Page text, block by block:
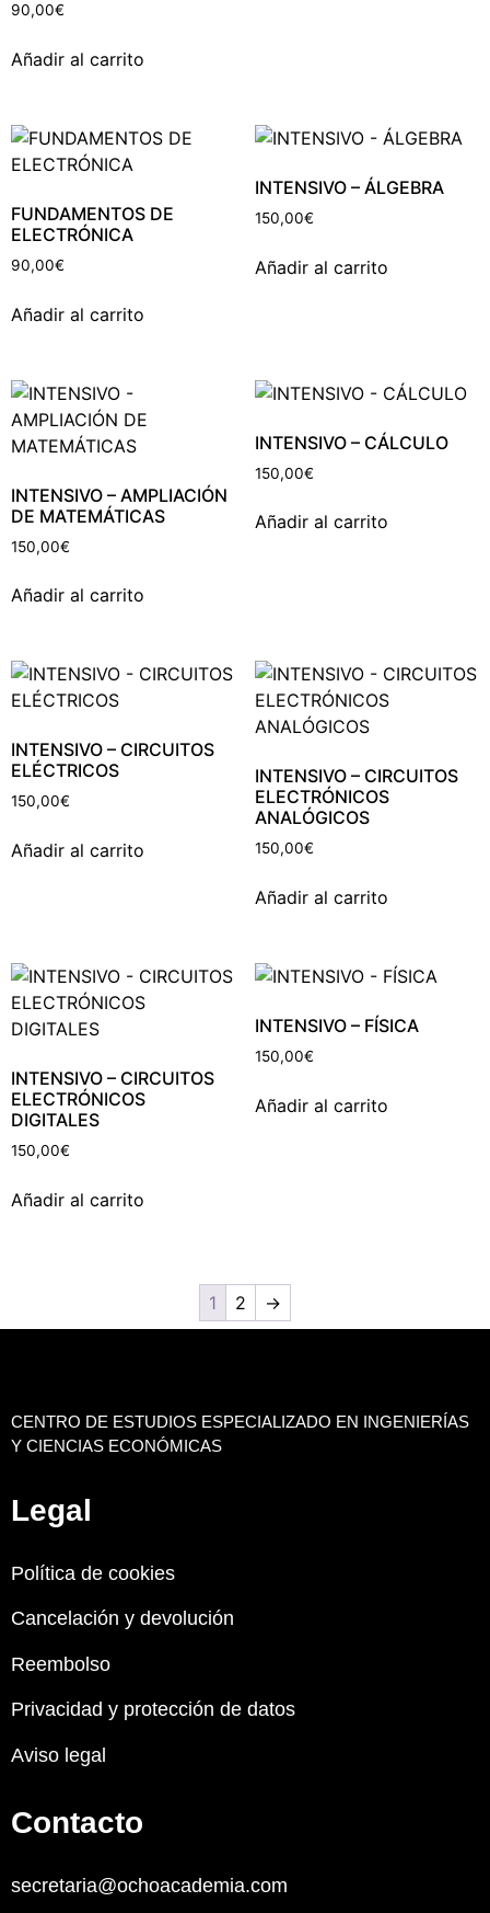
90,00€
Añadir al carrito
FUNDAMENTOS DE
ELECTRÓNICA
90,00€
Añadir al carrito
INTENSIVO – ÁLGEBRA
150,00€
Añadir al carrito
INTENSIVO – AMPLIACIÓN
DE MATEMÁTICAS
150,00€
Añadir al carrito
INTENSIVO – CÁLCULO
150,00€
Añadir al carrito
INTENSIVO – CIRCUITOS
ELÉCTRICOS
150,00€
Añadir al carrito
INTENSIVO – CIRCUITOS
ELECTRÓNICOS
ANALÓGICOS
150,00€
Añadir al carrito
INTENSIVO – CIRCUITOS
ELECTRÓNICOS
DIGITALES
150,00€
Añadir al carrito
INTENSIVO – FÍSICA
150,00€
Añadir al carrito
1 2 →
CENTRO DE ESTUDIOS ESPECIALIZADO EN INGENIERÍAS
Y CIENCIAS ECONÓMICAS
Legal
Política de cookies
Cancelación y devolución
Reembolso
Privacidad y protección de datos
Aviso legal
Contacto
secretaria@ochoacademia.com